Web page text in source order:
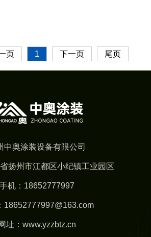
页 1 下一页 尾页
中奥涂装设备有限公司
扬州市江都区小纪镇工业园区
手机：18652777997
18652777997@163.com
址：www.yzzbtz.cn